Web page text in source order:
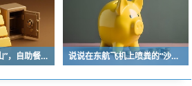
承包商场“半壁江山”，自助餐为什么越开越多？ 说说在东航飞机上喷粪的“沙门世家”